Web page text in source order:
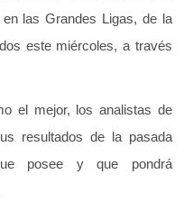
las Grandes Ligas, de la
este miércoles, a través
el mejor, los analistas de
resultados de la pasada
posee y que pondrá